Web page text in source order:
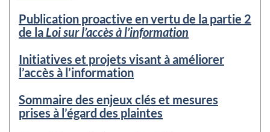
Publication proactive en vertu de la partie 2
de laLoi sur l’accès à l’information
Initiatives et projets visant à améliorer
l’accès à l’information
Sommaire des enjeux clés et mesures
prises à l’égard des plaintes